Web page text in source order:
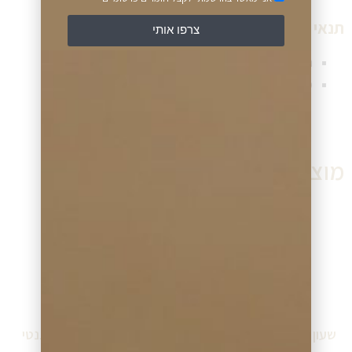
תנאי תשלום ומשלוח שעון:
תנאי תשלום גמישים (תשלומים ללא ריבית)
מוצרים דומים
שעון גברים כרונוגרף שויצרי
שעון ESQ משובץ אלגנטי
צרפו אותי